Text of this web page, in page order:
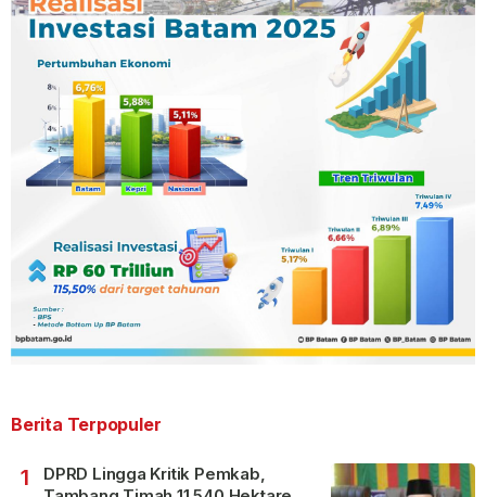
Berita Terpopuler
1
DPRD Lingga Kritik Pemkab,